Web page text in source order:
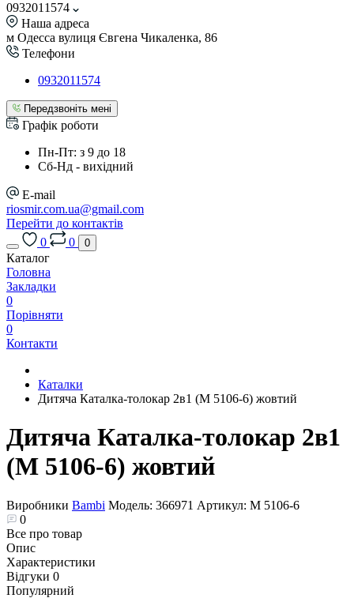
0932011574
Наша адреса
м Одесса вулиця Євгена Чикаленка, 86
Телефони
0932011574
Передзвоніть мені
Графік роботи
Пн-Пт: з 9 до 18
Сб-Нд - вихідний
E-mail
riosmir.com.ua@gmail.com
Перейти до контактів
0
0 0
Каталог
Головна
Закладки
0
Порівняти
0
Контакти
Каталки
Дитяча Каталка-толокар 2в1 (M 5106-6) жовтий
Дитяча Каталка-толокар 2в1
(M 5106-6) жовтий
Виробники Bambi Модель: 366971 Артикул: M 5106-6
0
Все про товар
Опис
Характеристики
Відгуки 0
Популярний